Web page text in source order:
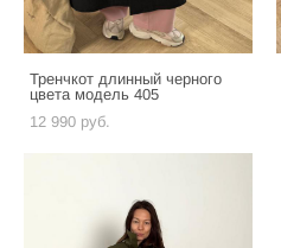
Тренчкот длинный черного
цвета модель 405
12 990 pуб.